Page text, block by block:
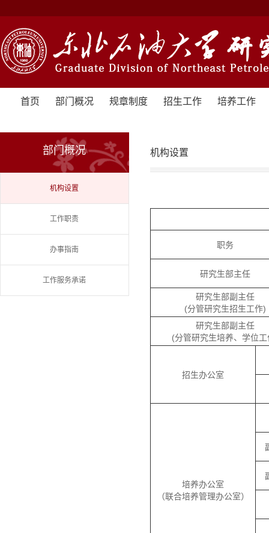
首页 部门概况 规章制度 招生工作 培养工作
部门概况
机构设置
工作职责
办事指南
工作服务承诺
机构设置
职务
研究生部主任
研究生部副主任
(分管研究生招生工作)
研究生部副主任
(分管研究生培养、学位
招生办公室
培养办公室
（联合培养管理办公室）